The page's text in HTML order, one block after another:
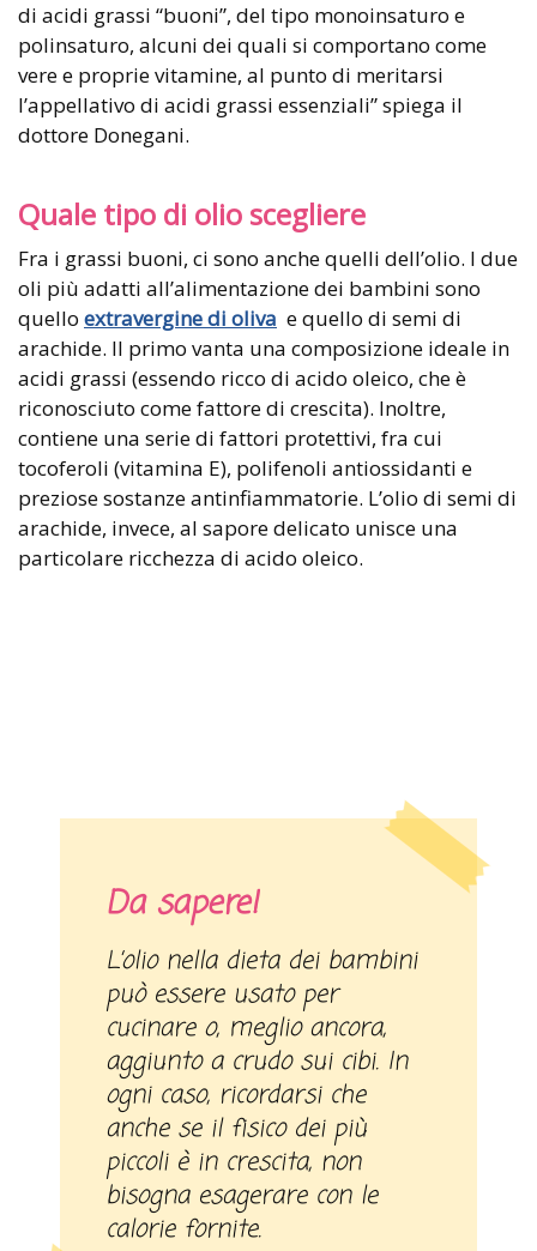
di acidi grassi “buoni”, del tipo monoinsaturo e
polinsaturo, alcuni dei quali si comportano come
vere e proprie vitamine, al punto di meritarsi
l’appellativo di acidi grassi essenziali” spiega il
dottore Donegani.
Quale tipo di olio scegliere
Fra i grassi buoni, ci sono anche quelli dell’olio. I due
oli più adatti all’alimentazione dei bambini sono
quello extravergine di oliva e quello di semi di
arachide. Il primo vanta una composizione ideale in
acidi grassi (essendo ricco di acido oleico, che è
riconosciuto come fattore di crescita). Inoltre,
contiene una serie di fattori protettivi, fra cui
tocoferoli (vitamina E), polifenoli antiossidanti e
preziose sostanze antinfiammatorie. L’olio di semi di
arachide, invece, al sapore delicato unisce una
particolare ricchezza di acido oleico.
Da sapere!
L’olio nella dieta dei bambini
può essere usato per
cucinare o, meglio ancora,
aggiunto a crudo sui cibi. In
ogni caso, ricordarsi che
anche se il fisico dei più
piccoli è in crescita, non
bisogna esagerare con le
calorie fornite.